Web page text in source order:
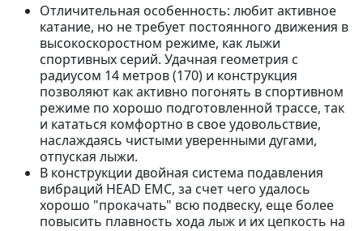
Отличительная особенность: любит активное
катание, но не требует постоянного движения в
высокоскоростном режиме, как лыжи
спортивных серий. Удачная геометрия с
радиусом 14 метров (170) и конструкция
позволяют как активно погонять в спортивном
режиме по хорошо подготовленной трассе, так
и кататься комфортно в свое удовольствие,
наслаждаясь чистыми уверенными дугами,
отпуская лыжи.
В конструкции двойная система подавления
вибраций HEAD EMC, за счет чего удалось
хорошо "прокачать" всю подвеску, еще более
повысить плавность хода лыж и их цепкость на